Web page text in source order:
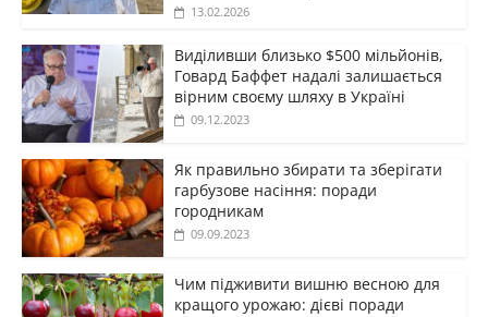
13.02.2026
Виділивши близько $500 мільйонів,
Говард Баффет надалі залишається
вірним своєму шляху в Україні
09.12.2023
Як правильно збирати та зберігати
гарбузове насіння: поради
городникам
09.09.2023
Чим підживити вишню весною для
кращого урожаю: дієві поради